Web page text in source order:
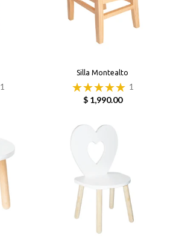
1
Silla Montealto
1
$ 1,990.00